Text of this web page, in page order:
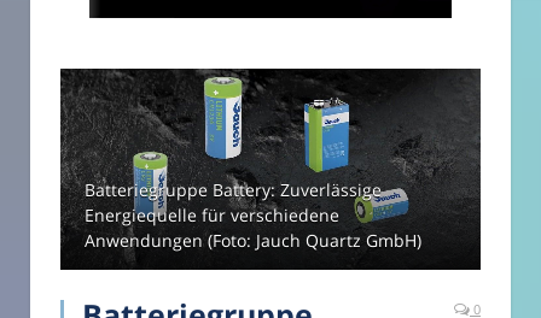
Batteriegruppe Battery: Zuverlässige
Energiequelle für verschiedene
Anwendungen (Foto: Jauch Quartz GmbH)
0